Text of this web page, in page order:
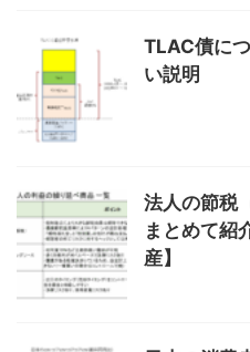
TLAC債に
い説明
法人の節税
まとめて紹
産】